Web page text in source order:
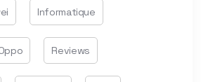
Informatique
Reviews